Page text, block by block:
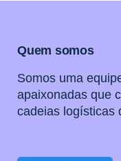
Quem somos
Somos uma
apaixonadas que
cadeias logísticas